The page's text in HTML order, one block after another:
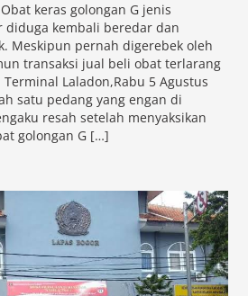
keras golongan G jenis
diduga kembali beredar dan
Meskipun pernah digerebek oleh
transaksi jual beli obat terlarang
Laladon,Rabu 5 Agustus
satu pedang yang engan di
resah setelah menyaksikan
golongan G […]